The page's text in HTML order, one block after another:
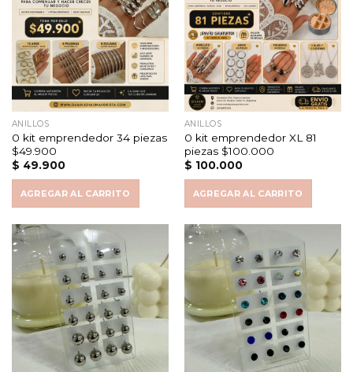
ANILLOS
0 kit emprendedor 34 piezas
$49.900
$ 49.900
AGREGAR AL CARRITO
ANILLOS
0 kit emprendedor XL 81
piezas $100.000
$ 100.000
AGREGAR AL CARRITO